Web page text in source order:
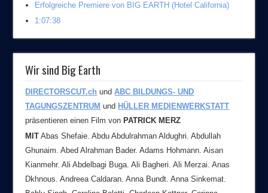
Erfolgreiche Premiere von BIG EARTH (Hotel California)
1:07:38
Wir sind Big Earth
DIRECTORSCUT.ch undABC BILDUNGS- UND
TAGUNGSZENTRUM und HÜLLER MEDIENWERKSTATT
präsentieren einen Film von PATRICK MERZ
MIT Abas Shefaie. Abdu Abdulrahman Aldughri. Abdullah
Ghunaim. Abed Alrahman Bader. Adams Hohmann. Aisan
Kianmehr. Ali Abdelbagi Buga. Ali Bagheri. Ali Merzai. Anas
Dkhnous. Andreea Caldaran. Anna Bundt. Anna Sinkemat.